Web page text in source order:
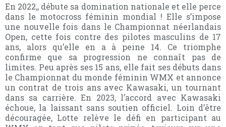
En 2022,, débute sa domination nationale et elle perce
dans le motocross féminin mondial ! Elle s’impose
une nouvelle fois dans le Championnat néerlandais
Open, cette fois contre des pilotes masculins de 17
ans, alors qu’elle en a à peine 14. Ce triomphe
confirme que sa progression ne connaît pas de
limites. Peu après ses 15 ans, elle fait ses débuts dans
le Championnat du monde féminin WMX et annonce
un contrat de trois ans avec Kawasaki, un tournant
dans sa carrière. En 2023, l’accord avec Kawasaki
échoue, la laissant sans soutien officiel. Loin d’être
découragée, Lotte relève le défi en participant au